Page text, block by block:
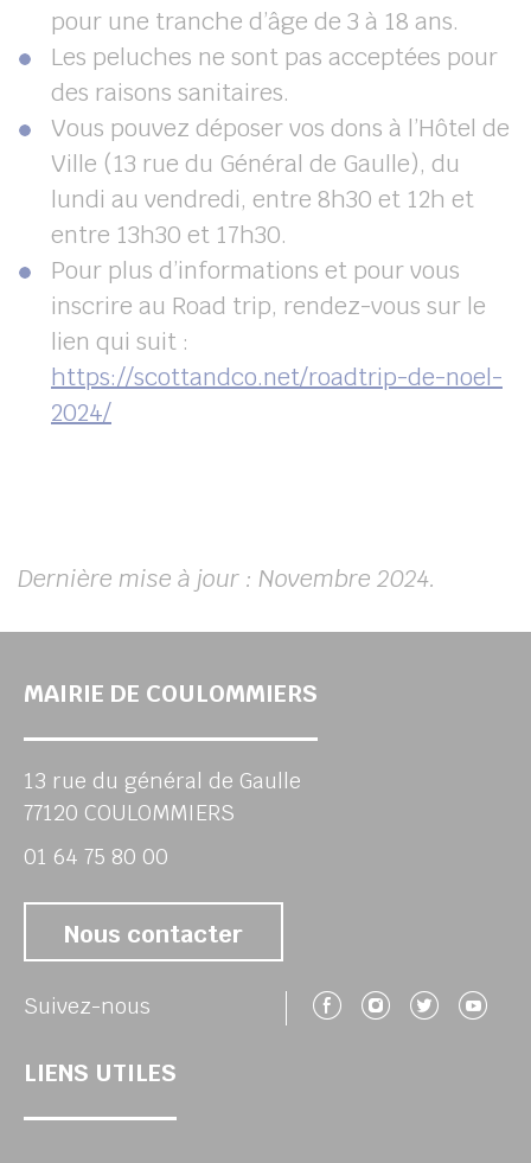
pour une tranche d’âge de 3 à 18 ans.
Les peluches ne sont pas acceptées pour
des raisons sanitaires.
Vous pouvez déposer vos dons à l’Hôtel de
Ville (13 rue du Général de Gaulle), du
lundi au vendredi, entre 8h30 et 12h et
entre 13h30 et 17h30.
Pour plus d’informations et pour vous
inscrire au Road trip, rendez-vous sur le
lien qui suit :
https://scottandco.net/roadtrip-de-noel-
2024/
Dernière mise à jour : Novembre 2024.
MAIRIE DE COULOMMIERS
13 rue du général de Gaulle
77120 COULOMMIERS
01 64 75 80 00
Nous contacter
Suivez-nous Suivez-nous
Suivez-
LIENS UTILES